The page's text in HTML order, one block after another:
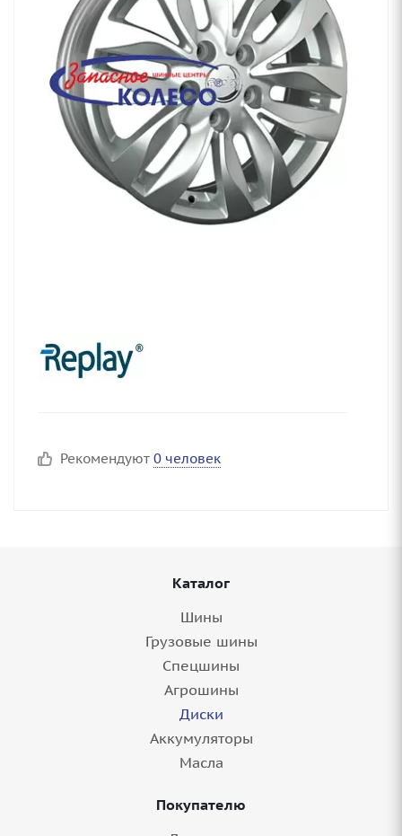
Рекомендуют 0 человек
Каталог
Шины
Грузовые шины
Спецшины
Агрошины
Диски
Аккумуляторы
Масла
Покупателю